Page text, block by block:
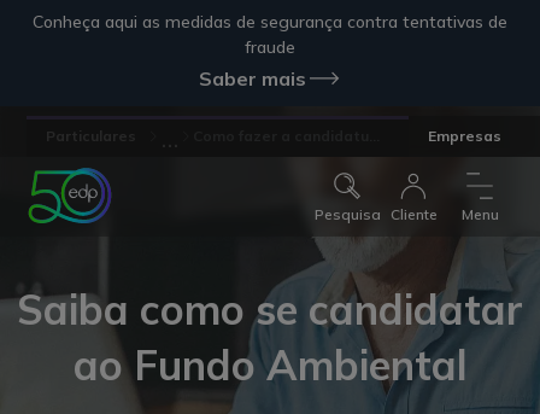
Conheça aqui as medidas de segurança contra tentativas de
fraude
Saber mais
Empresas
Pesquisa Cliente Menu
Saiba como se candidatar
ao Fundo Ambiental